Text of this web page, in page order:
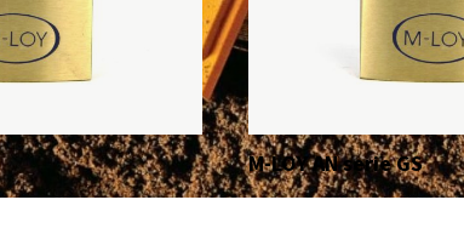
M-LOY AN serie GS